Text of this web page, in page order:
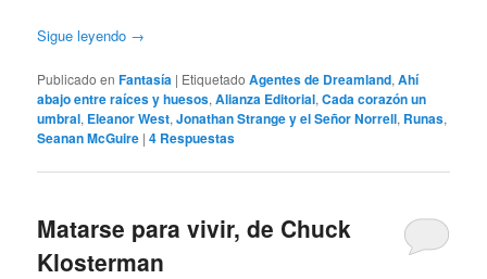
Sigue leyendo →
Publicado en Fantasía | Etiquetado Agentes de Dreamland,Ahí
abajo entre raíces y huesos,Alianza Editorial,Cada corazón un
umbral, Eleanor West,Jonathan Strange y el Señor Norrell, Runas,
Seanan McGuire |4 Respuestas
Matarse para vivir, de Chuck
Klosterman